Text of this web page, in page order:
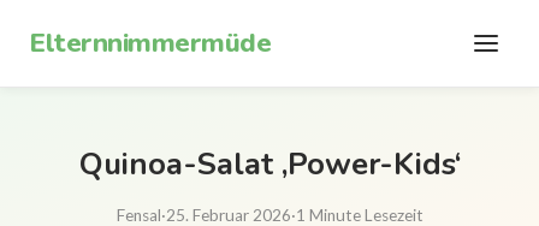
Elternnimmermüde
Quinoa-Salat ‚Power-Kids‘
Fensal·25. Februar 2026·1 Minute Lesezeit